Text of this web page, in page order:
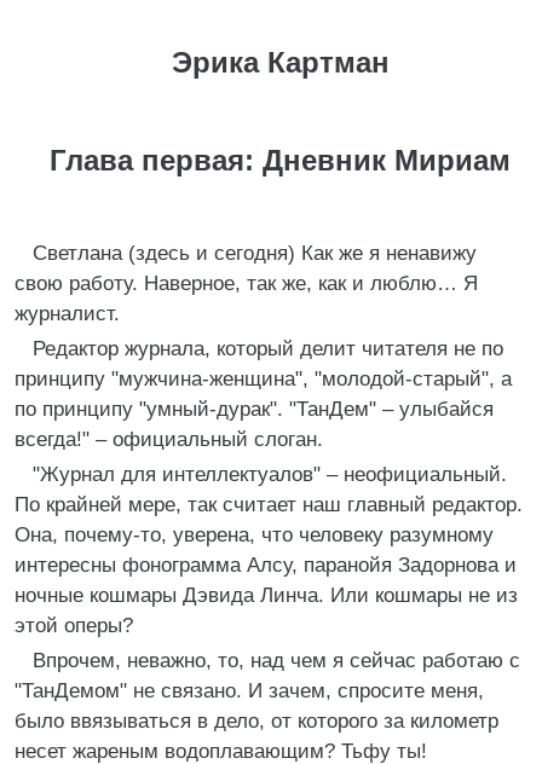
Эрика Картман
Глава первая: Дневник Мириам
Светлана (здесь и сегодня) Как же я ненавижу
свою работу. Наверное, так же, как и люблю… Я
журналист.
Редактор журнала, который делит читателя не по
принципу "мужчина-женщина", "молодой-старый", а
по принципу "умный-дурак". "ТанДем" – улыбайся
всегда!" – официальный слоган.
"Журнал для интеллектуалов" – неофициальный.
По крайней мере, так считает наш главный редактор.
Она, почему-то, уверена, что человеку разумному
интересны фонограмма Алсу, паранойя Задорнова и
ночные кошмары Дэвида Линча. Или кошмары не из
этой оперы?
Впрочем, неважно, то, над чем я сейчас работаю с
"ТанДемом" не связано. И зачем, спросите меня,
было ввязываться в дело, от которого за километр
несет жареным водоплавающим? Тьфу ты!